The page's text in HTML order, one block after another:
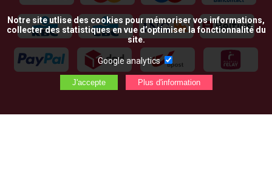
Notre site utlise des cookies pour mémoriser vos informations,
collecter des statistiques en vue d’optimiser la fonctionnalité du
site.
Google analytics